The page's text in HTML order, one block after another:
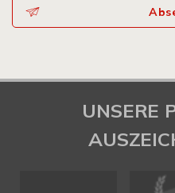
UNSERE